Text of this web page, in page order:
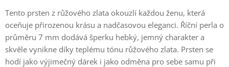
Tento prsten z růžového zlata okouzlí každou ženu, která
oceňuje přirozenou krásu a nadčasovou eleganci. Říční perla o
průměru 7 mm dodává šperku hebký, jemný charakter a
skvěle vynikne díky teplému tónu růžového zlata. Prsten se
hodí jako výjimečný dárek i jako odměna pro sebe samu při